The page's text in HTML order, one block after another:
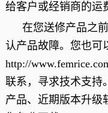
给客户或经销商的运
在您送修产品之
认产品故障。您也可
http://
联系，寻求技术支持
产品、近期版本升级